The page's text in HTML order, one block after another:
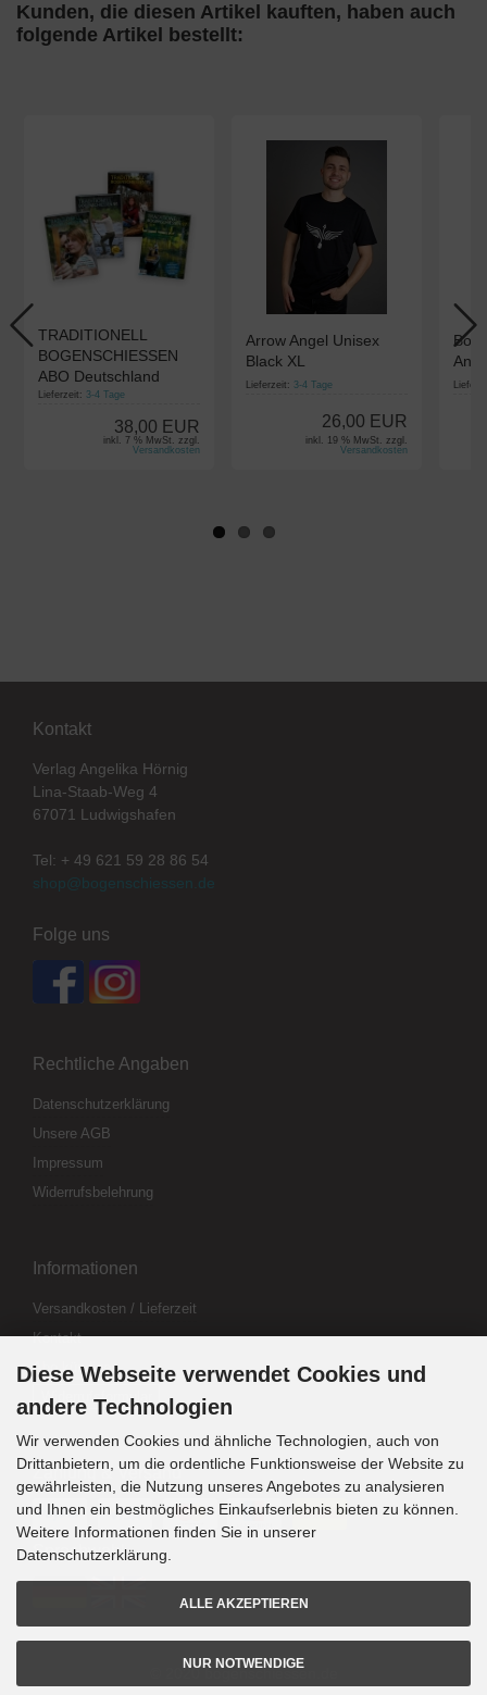
Kunden, die diesen Artikel kauften, haben auch
folgende Artikel bestellt:
TRADITIONELL
BOGENSCHIESSEN
ABO Deutschland
Lieferzeit: 3-4 Tage
38,00 EUR
inkl. 7 % MwSt. zzgl.
Versandkosten
Arrow Angel Unisex
Black XL
Lieferzeit: 3-4 Tage
26,00 EUR
inkl. 19 % MwSt. zzgl.
Versandkosten
Kontakt
Verlag Angelika Hörnig
Lina-Staab-Weg 4
67071 Ludwigshafen
Tel: + 49 621 59 28 86 54
shop@bogenschiessen.de
Folge uns
Rechtliche Angaben
Datenschutzerklärung
Unsere AGB
Impressum
Widerrufsbelehrung
Informationen
Versandkosten / Lieferzeit
Kontakt
Abo kündigen
Widerrufsformular
Zahlung & Versand
Sprachwahl
© 2020 bogenschiessen.de
Diese Webseite verwendet Cookies und
andere Technologien
Wir verwenden Cookies und ähnliche Technologien, auch von
Drittanbietern, um die ordentliche Funktionsweise der Website zu
gewährleisten, die Nutzung unseres Angebotes zu analysieren
und Ihnen ein bestmögliches Einkaufserlebnis bieten zu können.
Weitere Informationen finden Sie in unserer
Datenschutzerklärung.
ALLE AKZEPTIEREN
NUR NOTWENDIGE